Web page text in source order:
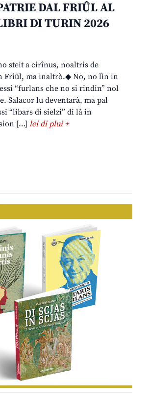
DAL FRIÛL AL
DI TURIN 2026
steit a cirînus, noaltris de
Friûl, ma inaltrò.◆ No, no lìn in
“furlans che no si rindin” nol
Salacor lu deventarà, ma pal
“libars di sielzi” di lâ in
[…]lei di plui +